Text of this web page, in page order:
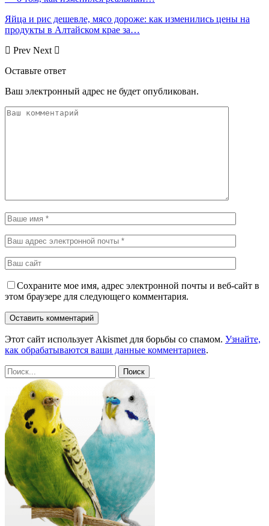
Яйца и рис дешевле, мясо дороже: как изменились цены на
продукты в Алтайском крае за…
Prev Next
Оставьте ответ
Ваш электронный адрес не будет опубликован.
Сохраните мое имя, адрес электронной почты и веб-сайт в
этом браузере для следующего комментария.
Этот сайт использует Akismet для борьбы со спамом. Узнайте,
как обрабатываются ваши данные комментариев.